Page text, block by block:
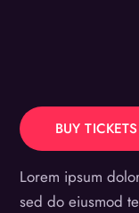
BUY TICKETS
Lorem ipsum
sed do eiusmod